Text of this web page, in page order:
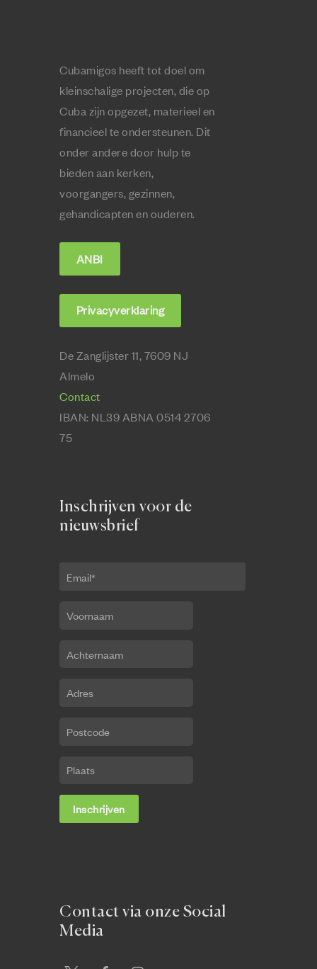
Cubamigos heeft tot doel om
kleinschalige projecten, die op
Cuba zijn opgezet, materieel en
financieel te ondersteunen. Dit
onder andere door hulp te
bieden aan kerken,
voorgangers, gezinnen,
gehandicapten en ouderen.
ANBI
Privacyverklaring
De Zanglijster 11, 7609 NJ
Almelo
Contact
IBAN: NL39 ABNA 0514 2706
75
Inschrijven voor de
nieuwsbrief
Contact via onze Social
Media